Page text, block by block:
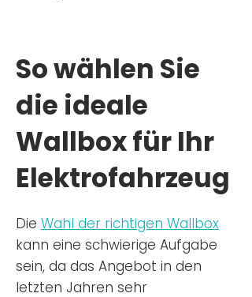
So wählen Sie
die ideale
Wallbox für Ihr
Elektrofahrzeug
Die Wahl der richtigen Wallbox
kann eine schwierige Aufgabe
sein, da das Angebot in den
letzten Jahren sehr